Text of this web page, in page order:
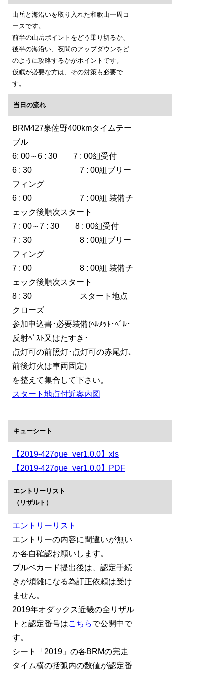
山岳と海沿いを取り入れた和歌山一周コ
ースです。
前半の山岳ポイントをどう乗り切るか、
後半の海沿い、夜間のアップダウンをど
のように攻略するかがポイントです。
仮眠が必要な方は、その対策も必要で
す。
当日の流れ
BRM427泉佐野400kmタイムテー
ブル
6: 00～6 : 30 7 : 00組受付
6 : 30 7 : 00組ブリー
フィング
6 : 00 7 : 00組 装備チ
ェック後順次スタート
7 : 00～7 : 30 8 : 00組受付
7 : 30 8 : 00組ブリー
フィング
7 : 00 8 : 00組 装備チ
ェック後順次スタート
8 : 30 スタート地点
クローズ
参加申込書･必要装備(ﾍﾙﾒｯﾄ･ﾍﾞﾙ･
反射ﾍﾞｽﾄ又はたすき･
点灯可の前照灯･点灯可の赤尾灯､
前後灯火は車両固定)
を整えて集合して下さい。
スタート地点付近案内図
キューシート
【2019-427que_ver1.0.0】xls
【2019-427que_ver1.0.0】PDF
エントリーリスト
（リザルト）
エントリーリスト
エントリーの内容に間違いが無い
か各自確認お願いします。
ブルベカード提出後は、認定手続
きが煩雑になる為訂正依頼は受け
ません。
2019年オダックス近畿の全リザル
トと認定番号はこちらで公開中で
す。
シート「2019」の各BRMの完走
タイム横の括弧内の数値が認定番